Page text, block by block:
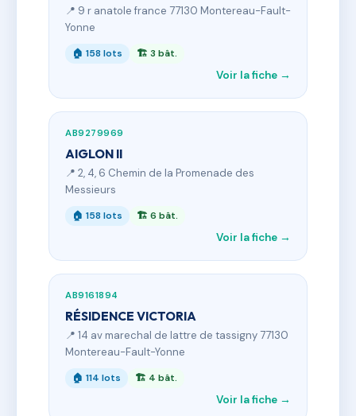
📍 9 r anatole france 77130 Montereau-Fault-
Yonne
🏠 158 lots 🏗 3 bât.
Voir la fiche →
AB9279969
AIGLON II
📍 2, 4, 6 Chemin de la Promenade des
Messieurs
🏠 158 lots 🏗 6 bât.
Voir la fiche →
AB9161894
RÉSIDENCE VICTORIA
📍 14 av marechal de lattre de tassigny 77130
Montereau-Fault-Yonne
🏠 114 lots 🏗 4 bât.
Voir la fiche →